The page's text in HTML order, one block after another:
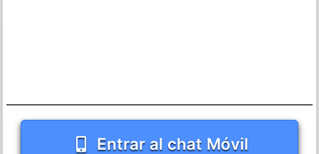
Entrar al chat Móvil